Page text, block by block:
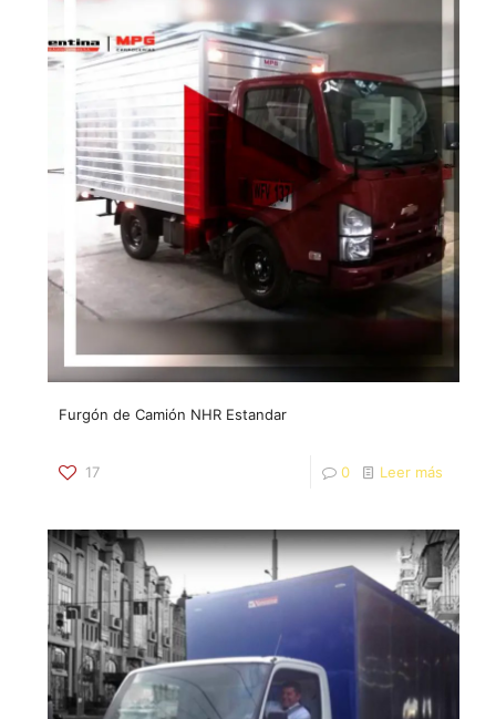
Furgón de Camión NHR Estandar
17 0 Leer más